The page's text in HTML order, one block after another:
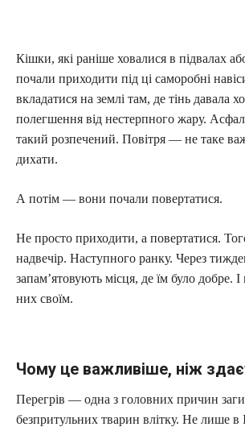
Кішки, які раніше ховалися в підвалах
почали приходити під ці саморобні
вкладатися на землі там, де тінь давала
полегшення від нестерпного жару.
такий розпечений. Повітря — не таке
дихати.
А потім — вони почали повертатися.
Не просто приходити, а повертатися.
надвечір. Наступного ранку. Через
запам’ятовують місця, де їм було добре.
них своїм.
Чому це важливіше, ніж
Перегрів — одна з головних причин
безпритульних тварин влітку. Не лише в